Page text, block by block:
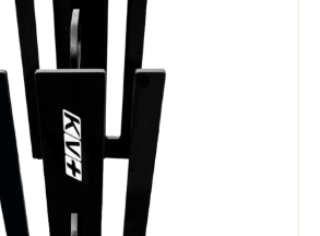
SKI TOUT TERRAIN